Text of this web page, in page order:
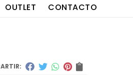
OUTLET CONTACTO